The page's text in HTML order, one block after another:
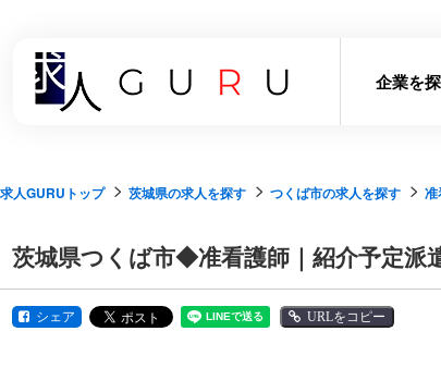
企業を
求人GURUトップ 茨城県の求人を探す つくば市の求人を探す 准
茨城県つくば市◆准看護師｜紹介予定派
シェア URLをコピー